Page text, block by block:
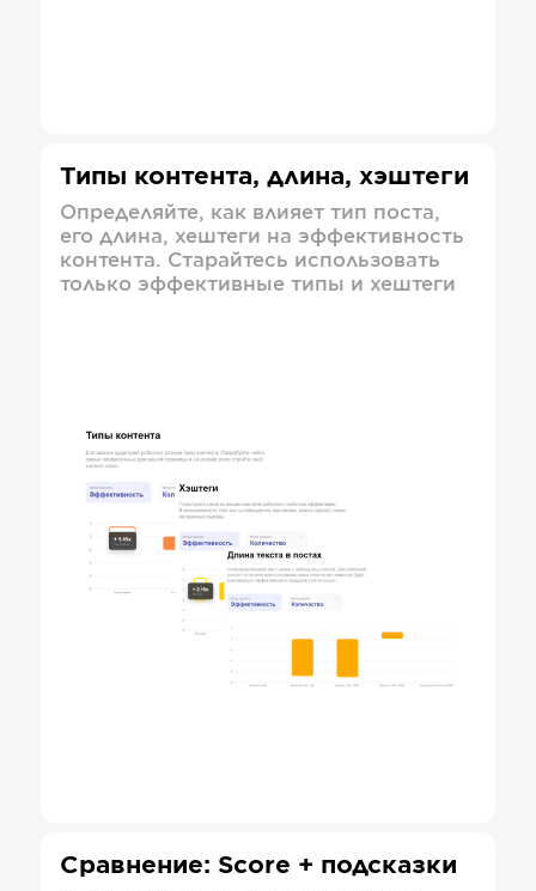
Типы контента, длина, хэштеги
Определяйте, как влияет тип поста,
его длина, хештеги на эффективность
контента. Старайтесь использовать
только эффективные типы и хештеги
Сравнение: Score + подсказки